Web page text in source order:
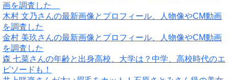
画を調査した
木村 文乃さんの最新画像とプロフィール、人物像やCM動画
を調査した
金村 美玖さんの最新画像とプロフィール、人物像やCM動画
を調査した
森 七菜さんの年齢と出身高校、大学は？中学、高校時代のエ
ピソードも！